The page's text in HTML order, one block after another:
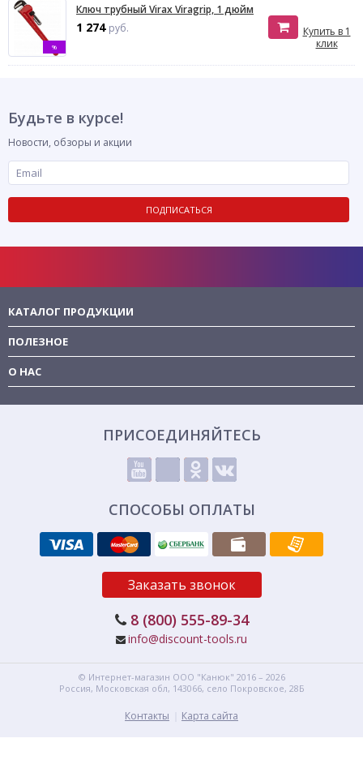
%
Ключ трубный Virax Viragrip, 1 дюйм
1 274 руб.
Купить в 1
клик
Будьте в курсе!
Новости, обзоры и акции
ПОДПИСАТЬСЯ
КАТАЛОГ ПРОДУКЦИИ
ПОЛЕЗНОЕ
О НАС
ПРИСОЕДИНЯЙТЕСЬ
СПОСОБЫ ОПЛАТЫ
Заказать звонок
8 (800) 555-89-34
info@discount-tools.ru
© Интернет-магазин ООО "Канюк" 2016 – 2026
Россия, Московская обл, 143066, село Покровское, 28Б
Контакты Карта сайта